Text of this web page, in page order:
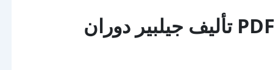
تحميل كتاب الخيال الرمزي PDF تأليف جيلبير دوران